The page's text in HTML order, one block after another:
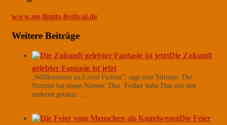
www.no-limits-festival.de
Weitere Beiträge
Die Zukunft
gelebter Fantasie ist jetzt
„Willkommen zu Lived Fiction“, sagt eine Stimme. Die
Stimme hat einen Namen: Dan. Früher habe Dan mit den
anderen getanzt. …
Die Feier